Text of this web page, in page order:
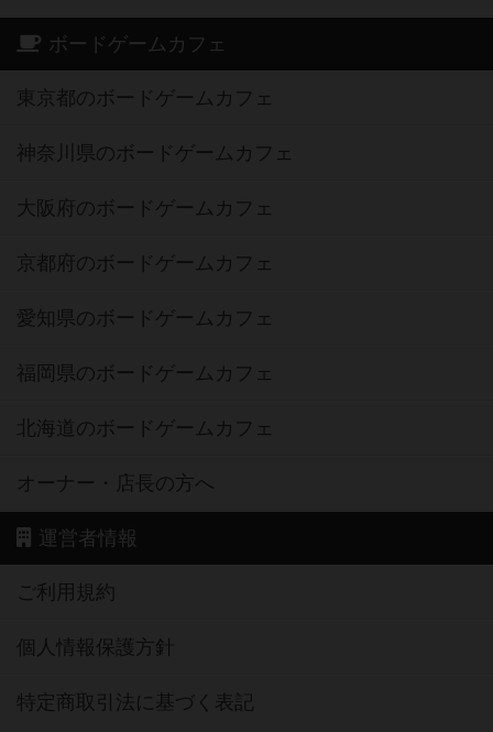
ボードゲームカフェ
東京都のボードゲームカフェ
神奈川県のボードゲームカフェ
大阪府のボードゲームカフェ
京都府のボードゲームカフェ
愛知県のボードゲームカフェ
福岡県のボードゲームカフェ
北海道のボードゲームカフェ
オーナー・店長の方へ
運営者情報
ご利用規約
個人情報保護方針
特定商取引法に基づく表記